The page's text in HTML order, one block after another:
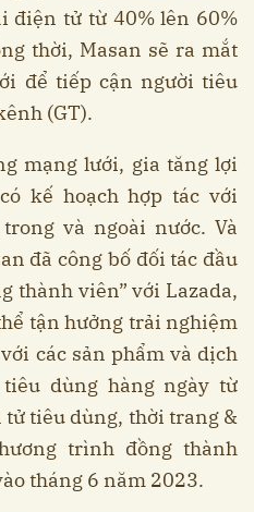
điện tử từ 40% lên 60%
thời, Masan sẽ ra mắt
để tiếp cận người tiêu
(GT).
mạng lưới, gia tăng lợi
kế hoạch hợp tác với
và ngoài nước. Và
đã công bố đối tác đầu
thành viên” với Lazada,
tận hưởng trải nghiệm
các sản phẩm và dịch
dùng hàng ngày từ
tiêu dùng, thời trang &
trình đồng thành
tháng 6 năm 2023.